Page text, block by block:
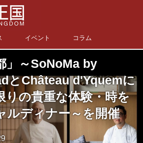
イベント コラム
」～SoNoMa by
とChâteau d'Yquemに
りの貴重な体験・時を
ルディナー～を開催